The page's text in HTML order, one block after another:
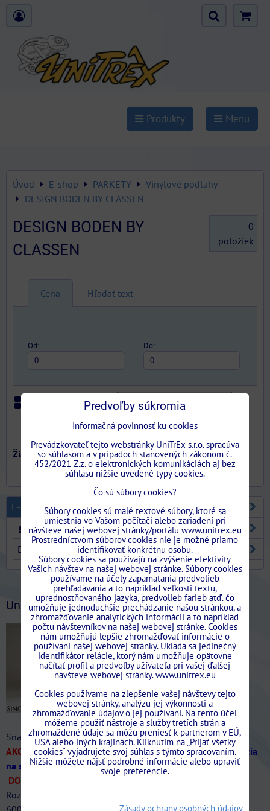
Produkty Menu
Úvod E-shop PARKETY
Vinylové podlahy
DESIGN BODEN BY CLASSEN
DESIGN BODEN BY
CLASSEN
0
položiek
Cena Hľadať text
Od: Do:
ZoznamTabuľka Iba skladom
E-SHOP
STAVEBNÉ PUZDRA
DVERE
Stavebne.Puzdra.Unitrex/?ref=bookmarks
UniTrEx News
Snažíme sa dodržať najlepšie ceny na Slovensku!
AKCIA SINGOLO Murivo/SDK len do 31/07/2026-20%(Akcia
na stavebne puzdra SINGOLO až do vypredania zásob)
DOPRAVA ZDARMA.
Rozmery štandardná šírka
Predvoľby súkromia
Informačná povinnosť ku cookies
Prevádzkovateľ tejto webstránky UniTrEx s.r.o. spracúva
so súhlasom a v prípadoch stanovených zákonom č.
452/2021 Z.z. o elektronických komunikáciách aj bez
súhlasu nižšie uvedené typy cookies.
Čo sú súbory cookies?
Súbory cookies sú malé textové súbory, ktoré sa
umiestnia vo Vašom počítači alebo zariadení pri
návšteve našej webovej stránky/portálu www.unitrex.eu
Prostredníctvom súborov cookies nie je možné priamo
identifikovať konkrétnu osobu.
Súbory cookies sa používajú na zvýšenie efektivity
Vašich návštev na našej webovej stránke. Súbory cookies
používame na účely zapamätania predvolieb
prehľadávania a to napríklad veľkosti textu,
uprednostňovaného jazyka, predvolieb farieb atď. čo
umožňuje jednoduchšie prechádzanie našou stránkou, a
zhromažďovanie analytických informácií a to napríklad
počtu návštevníkov na našej webovej stránke. Cookies
nám umožňujú lepšie zhromažďovať informácie o
používaní našej webovej stránky. Ukladá sa jedinečný
identifikátor relácie, ktorý nám umožňuje opätovne
načítať profil a predvoľby užívateľa pri vašej ďalšej
návšteve webovej stránky. www.unitrex.eu
Cookies používame na zlepšenie vašej návštevy tejto
webovej stránky, analýzu jej výkonnosti a
zhromažďovanie údajov o jej používaní. Na tento účel
môžeme použiť nástroje a služby tretích strán a
zhromaždené údaje sa môžu preniesť k partnerom v EÚ,
USA alebo iných krajinách. Kliknutím na „Prijať všetky
cookies“ vyjadrujete svoj súhlas s týmto spracovaním.
Nižšie môžete nájsť podrobné informácie alebo upraviť
svoje preferencie.
Zásady ochrany osobných údajov